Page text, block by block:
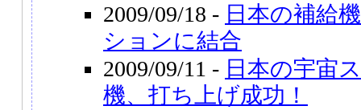
2009/09/18 - 日本の補給
ションに結合
2009/09/11 - 日本の宇宙
機、打ち上げ成功！